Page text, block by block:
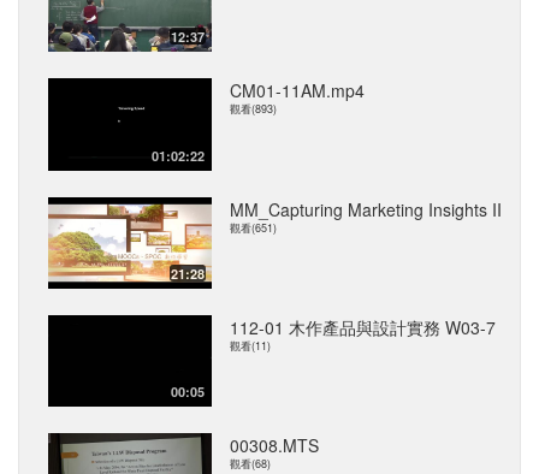
12:37
01:02:22
CM01-11AM.mp4
觀看(893)
21:28
MM_Capturing Marketing Insights II
觀看(651)
00:05
112-01 木作產品與設計實務 W03-7
觀看(11)
00308.MTS
觀看(68)